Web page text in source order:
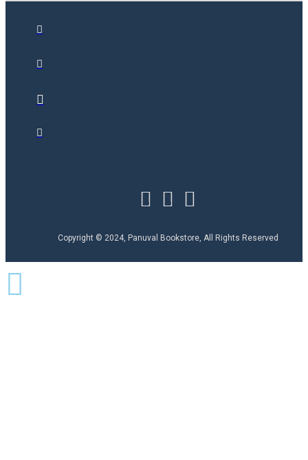
Copyright © 2024, Panuval Bookstore, All Rights Reserved